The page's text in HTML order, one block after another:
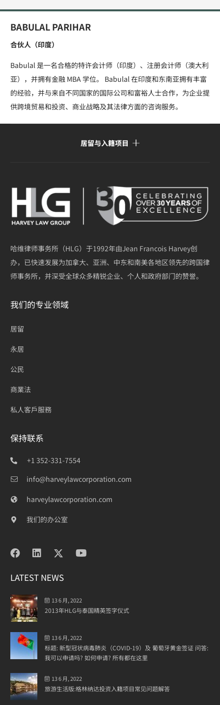
BABULAL PARIHAR
合伙人（印度）
Babulal 是一名合格的特许会计师（印度）、注册会计师（澳大利
亚），并拥有金融 MBA 学位。 Babulal 在印度和东南亚拥有丰富
的经验，并与来自不同国家的国际公司和富裕人士合作，为企业提
供跨境贸易和投资、商业战略及其法律方面的咨询服务。
居留与入籍项目
哈维律师事务所（HLG）于1992年由Jean Francois Harvey创
办，已快速发展为加拿大、亚洲、中东和南美各地区领先的跨国律
师事务所，并深受全球众多精锐企业、个人和政府部门的赞誉。
我们的专业领域
居留
永居
公民
商業法
私人客戶服務
保持联系
+1 352-331-7554
info@harveylawcorporation.com
harveylawcorporation.com
我们的办公室
LATEST NEWS
13 6 月, 2022
2013年HLG与泰国精英签字仪式
13 6 月, 2022
标题: 新型冠状病毒肺炎（COVID-19）及 葡萄牙黄金签证 问答:
我可以申请吗? 如何申请? 所有都在这里
13 6 月, 2022
旅游生活版:格林纳达投资入籍项目常见问题解答